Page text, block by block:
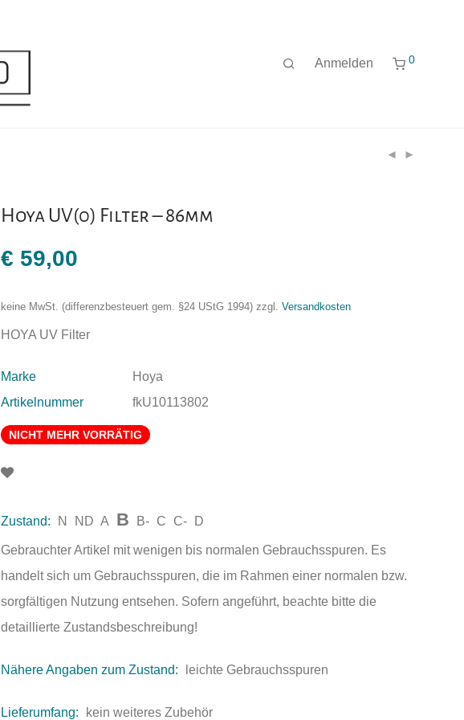
Anmelden 0
Hoya UV(0) Filter – 86mm
€ 59,00
keine MwSt. (differenzbesteuert gem. §24 UStG 1994) zzgl. Versandkosten
HOYA UV Filter
Marke
Hoya
Artikelnummer
fkU10113802
NICHT MEHR VORRÄTIG
Zustand: N ND A B B- C C- D
Gebrauchter Artikel mit wenigen bis normalen Gebrauchsspuren. Es
handelt sich um Gebrauchsspuren, die im Rahmen einer normalen bzw.
sorgfältigen Nutzung entsehen. Sofern angeführt, beachte bitte die
detaillierte Zustandsbeschreibung!
Nähere Angaben zum Zustand: leichte Gebrauchsspuren
Lieferumfang: kein weiteres Zubehör